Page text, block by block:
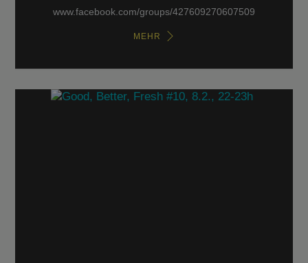
www.facebook.com/groups/427609270607509
MEHR